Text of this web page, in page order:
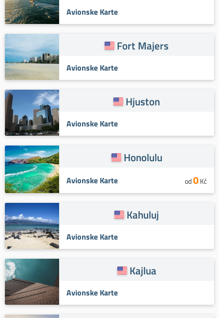
Avionske Karte
Fort Majers
Avionske Karte
Hjuston
Avionske Karte
Honolulu
Avionske Karte od0Kč
Kahuluj
Avionske Karte
Kajlua
Avionske Karte